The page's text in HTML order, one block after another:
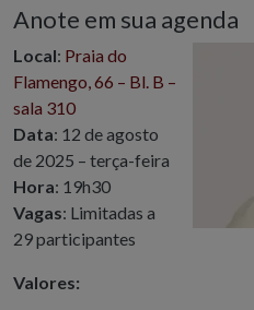
Anote em sua agenda
Local: Praia do
Flamengo, 66 – Bl. B –
sala 310
Data: 12 de agosto
de 2025 – terça-feira
Hora: 19h30
Vagas: Limitadas a
29 participantes
Valores: